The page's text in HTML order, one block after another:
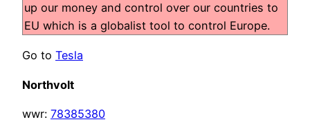
up our money and control over our countries to
EU which is a globalist tool to control Europe.
Go to Tesla
Northvolt
wwr: 78385380